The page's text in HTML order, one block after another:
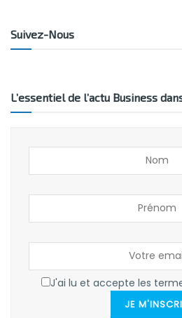
Suivez-Nous
L’essentiel de l’actu Business
J'ai lu et accepte les
JE